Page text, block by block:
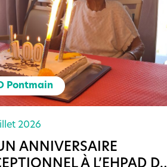
Pontmain
2026
ANNIVERSAIRE
À L’EHPAD DE